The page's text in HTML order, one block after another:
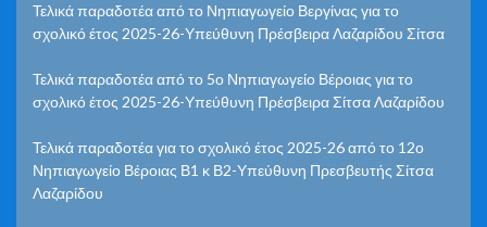
Τελικά παραδοτέα από το Νηπιαγωγείο Βεργίνας για το
σχολικό έτος 2025-26-Υπεύθυνη Πρέσβειρα Λαζαρίδου Σίτσα
Τελικά παραδοτέα από το 5ο Νηπιαγωγείο Βέροιας για το
σχολικό έτος 2025-26-Υπεύθυνη Πρέσβειρα Σίτσα Λαζαρίδου
Τελικά παραδοτέα για το σχολικό έτος 2025-26 από το 12ο
Νηπιαγωγείο Βέροιας Β1 κ Β2-Υπεύθυνη Πρεσβευτής Σίτσα
Λαζαρίδου